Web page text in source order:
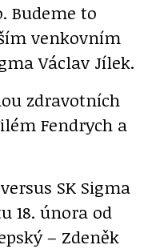
Budeme to
venkovním
Václav Jílek.
zdravotních
Fendrych a
SK Sigma
18. února od
– Zdeněk